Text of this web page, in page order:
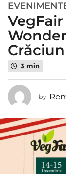
2
a
n
a
g
2
a
i
a
3 min
by